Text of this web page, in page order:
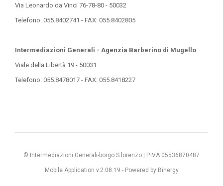
Via Leonardo da Vinci 76-78-80 - 50032
Telefono: 055.8402741 - FAX: 055.8402805
Intermediazioni Generali - Agenzia Barberino di Mugello
Viale della Libertà 19 - 50031
Telefono: 055.8478017 - FAX: 055.8418227
© Intermediazioni Generali-borgo S.lorenzo | P.IVA 05536870487
Mobile Application v.2.08.19 - Powered by Binergy